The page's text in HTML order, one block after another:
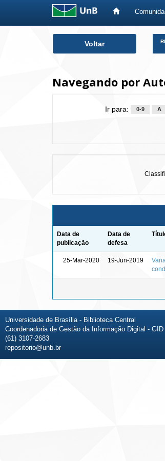
Voltar
Navegando por
Ir para: 0-9 A
Data de
publicação
Data de
defesa
25-Mar-2020 19-Jun-2019
Universidade de Brasília - Biblioteca Central
Coordenadoria de Gestão da Informação Digital - GID
(61) 3107-2683
repositorio@unb.br